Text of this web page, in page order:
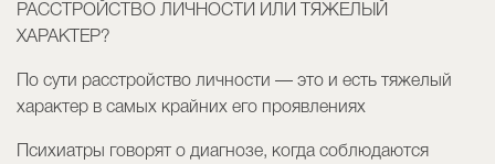
РАССТРОЙСТВО ЛИЧНОСТИ ИЛИ ТЯЖЕЛЫЙ
ХАРАКТЕР?
По сути расстройство личности — это и есть тяжелый
характер в самых крайних его проявлениях
Психиатры говорят о диагнозе, когда соблюдаются